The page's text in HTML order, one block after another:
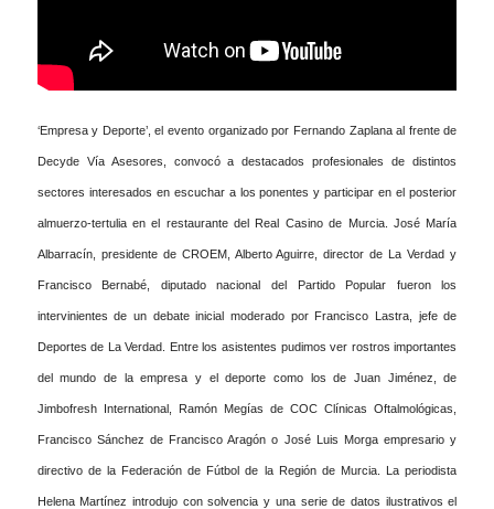
‘Empresa y Deporte’, el evento organizado por Fernando Zaplana al frente de
Decyde Vía Asesores, convocó a destacados profesionales de distintos
sectores interesados en escuchar a los ponentes y participar en el posterior
almuerzo-tertulia en el restaurante del Real Casino de Murcia. José María
Albarracín, presidente de CROEM, Alberto Aguirre, director de La Verdad y
Francisco Bernabé, diputado nacional del Partido Popular fueron los
intervinientes de un debate inicial moderado por Francisco Lastra, jefe de
Deportes de La Verdad. Entre los asistentes pudimos ver rostros importantes
del mundo de la empresa y el deporte como los de Juan Jiménez, de
Jimbofresh International, Ramón Megías de COC Clínicas Oftalmológicas,
Francisco Sánchez de Francisco Aragón o José Luis Morga empresario y
directivo de la Federación de Fútbol de la Región de Murcia. La periodista
Helena Martínez introdujo con solvencia y una serie de datos ilustrativos el